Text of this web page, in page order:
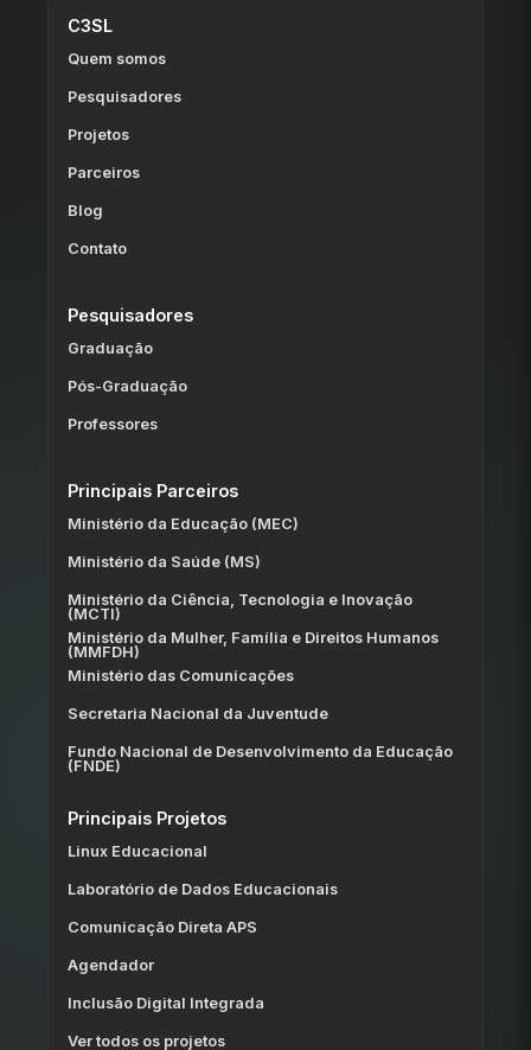
C3SL
Quem somos
Pesquisadores
Projetos
Parceiros
Blog
Contato
Pesquisadores
Graduação
Pós-Graduação
Professores
Principais Parceiros
Ministério da Educação (MEC)
Ministério da Saúde (MS)
Ministério da Ciência, Tecnologia e Inovação
(MCTI)
Ministério da Mulher, Família e Direitos Humanos
(MMFDH)
Ministério das Comunicações
Secretaria Nacional da Juventude
Fundo Nacional de Desenvolvimento da Educação
(FNDE)
Principais Projetos
Linux Educacional
Laboratório de Dados Educacionais
Comunicação Direta APS
Agendador
Inclusão Digital Integrada
Ver todos os projetos